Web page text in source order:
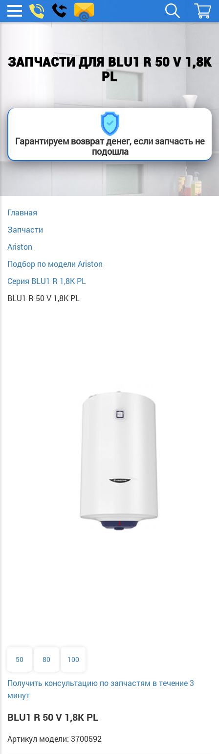
МЕНЮ
boylera@yandex.ru
Заказать
звонок
ЗАПЧАСТИ ДЛЯ BLU1 R 50 V 1,8K
PL
Гарантируем возврат денег, если запчасть не
подошла
Главная
Запчасти
Ariston
Подбор по модели Ariston
Серия BLU1 R 1,8K PL
BLU1 R 50 V 1,8K PL
50 80 100
Получить консультацию по запчастям в течение 3
минут
BLU1 R 50 V 1,8K PL
Артикул модели: 3700592